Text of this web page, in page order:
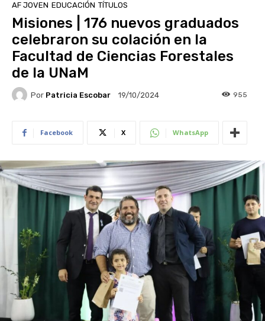
AF JOVEN EDUCACIÓN TÍTULOS
Misiones | 176 nuevos graduados
celebraron su colación en la
Facultad de Ciencias Forestales
de la UNaM
Por Patricia Escobar 19/10/2024 955
Facebook X WhatsApp